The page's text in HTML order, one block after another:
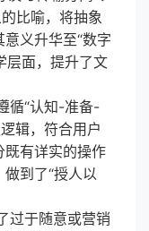
比喻，将抽象
义升华至“数字
层面，提升了文
循“认知-准备-
辑，符合用户
既有详实的操作
到了“授人以
过于随意或营销